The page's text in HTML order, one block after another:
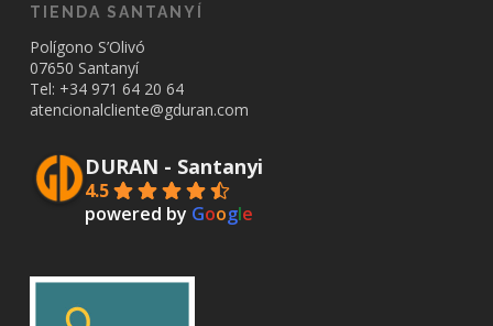
TIENDA SANTANYÍ
Polígono S’Olivó
07650 Santanyí
Tel: +34 971 64 20 64
atencionalcliente@gduran.com
DURAN - Santanyi
4.5
powered by Google